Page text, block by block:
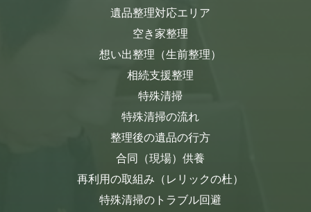
遺品整理対応エリア
空き家整理
想い出整理（生前整理）
相続支援整理
特殊清掃
特殊清掃の流れ
整理後の遺品の行方
合同（現場）供養
再利用の取組み（レリックの杜）
特殊清掃のトラブル回避